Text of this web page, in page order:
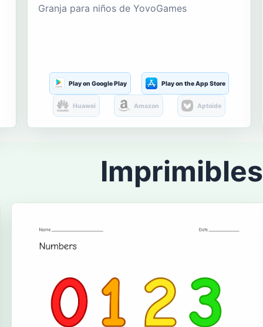
Granja para niños de YovoGames
Play on Google Play Play on the App Store
Huawei Amazon Aptoide
Imprimibles